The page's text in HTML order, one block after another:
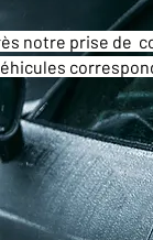
notre prise de